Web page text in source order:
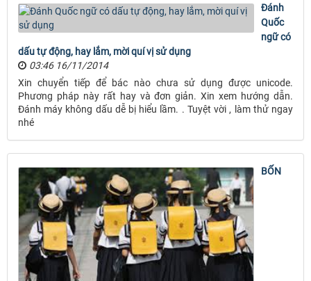
Đánh
Quốc
ngữ có
dấu tự động, hay lắm, mời quí vị sử dụng
03:46 16/11/2014
Xin chuyển tiếp để bác nào chưa sử dụng được unicode.
Phương pháp này rất hay và đơn giản. Xin xem hướng dẫn.
Đánh máy không dấu dễ bị hiểu lầm. . Tuyệt vời , làm thử ngay
nhé
BỐN